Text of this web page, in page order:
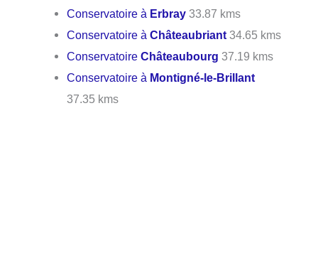
Conservatoire à Erbray 33.87 kms
Conservatoire àChâteaubriant 34.65 kms
ConservatoireChâteaubourg 37.19 kms
Conservatoire à Montigné-le-Brillant
37.35 kms